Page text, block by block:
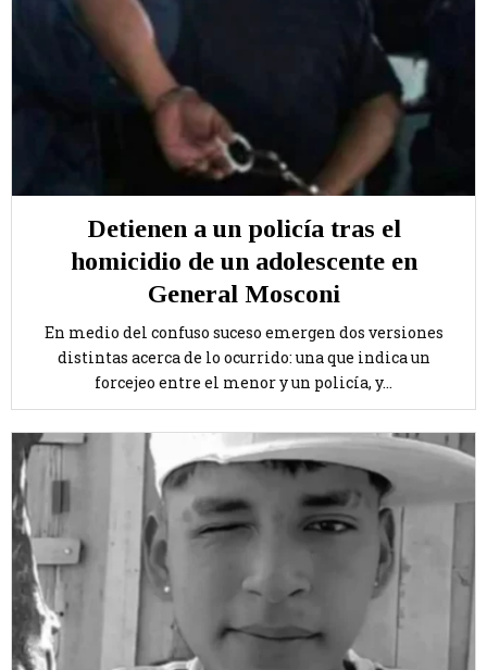
Detienen a un policía tras el
homicidio de un adolescente en
General Mosconi
En medio del confuso suceso emergen dos versiones
distintas acerca de lo ocurrido: una que indica un
forcejeo entre el menor y un policía, y...